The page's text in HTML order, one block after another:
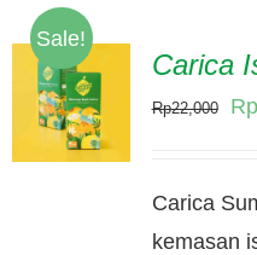
Sale!
Carica
Rp22,000 Rp
Carica
kemasan